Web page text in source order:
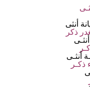
أنثى
ذكر
أنثـى